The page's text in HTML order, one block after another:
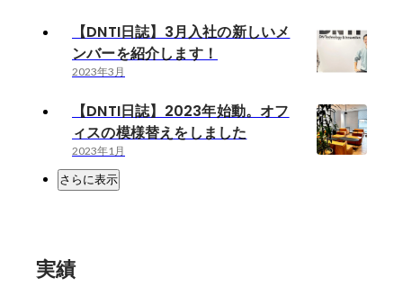
【DNTI日誌】3月入社の新しいメ
ンバーを紹介します！
2023年3月
【DNTI日誌】2023年始動。オフ
ィスの模様替えをしました
2023年1月
さらに表示
実績